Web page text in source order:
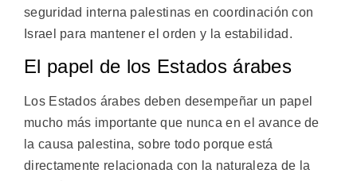
seguridad interna palestinas en coordinación con
Israel para mantener el orden y la estabilidad.
El papel de los Estados árabes
Los Estados árabes deben desempeñar un papel
mucho más importante que nunca en el avance de
la causa palestina, sobre todo porque está
directamente relacionada con la naturaleza de la